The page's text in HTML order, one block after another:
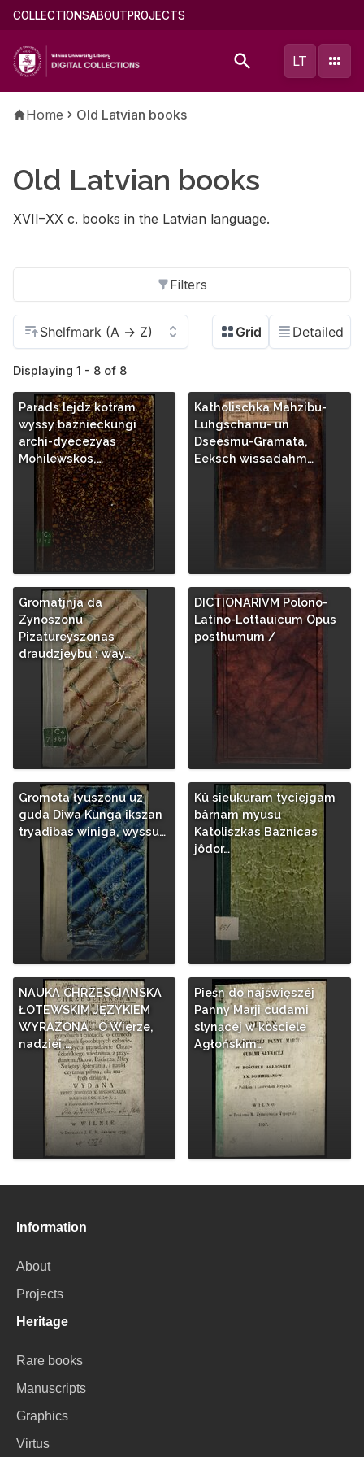
Skip
main
content
Main
(english)
COLLECTIONSABOUTPROJECTS
LT
Breadcrumb
Home Old Latvian books
Old Latvian books
XVII–XX c. books in the Latvian language.
Filters
Displaying 1 - 8 of 8
Parads lejdz kotram
wyssy baznieckungi
archi-dyecezyas
Mohilewskos,…
Katholischka Mahzibu-
Luhgschanu- un
Dseesmu-Gramata,
Eeksch wissadahm…
Gromatjnja da
Zynoszonu
Pizatureyszonas
draudzjeybu : way…
DICTIONARIVM Polono-
Latino-Lottauicum Opus
posthumum /
Gromota łyuszonu uz
guda Diwa Kunga ikszan
tryadibas winiga, wyssu…
Kû sieukuram tyciejgam
bârnam myusu
Katoliszkas Baznicas
jôdor…
NAUKA CHRZESCIANSKA
ŁOTEWSKIM JĘZYKIEM
WYRAZONA : O Wierze,
nadziei,…
Pieśn do najświęszéj
Panny Marji cudami
slynącéj w kościele
Agłońskim…
Information
About
Projects
Heritage
Rare books
Manuscripts
Graphics
Virtus